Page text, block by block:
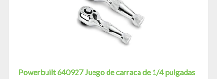
Powerbuilt 640927 Juego de carraca de 1/4 pulgadas